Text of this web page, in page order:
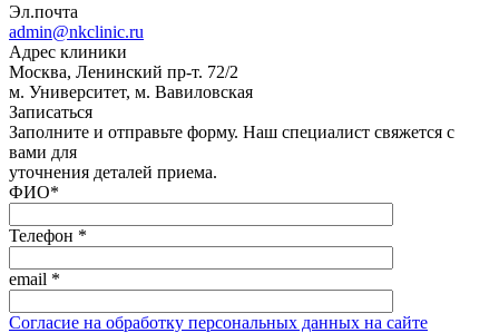
Эл.почта
admin@nkclinic.ru
Адрес клиники
Москва, Ленинский пр-т. 72/2
м. Университет, м. Вавиловская
Записаться
Заполните и отправьте форму. Наш специалист свяжется с
вами для
уточнения деталей приема.
ФИО*
Телефон *
email *
Согласие на обработку персональных данных на сайте